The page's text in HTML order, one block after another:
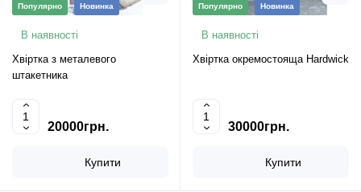
Популярно Новинка
В наявності
Хвіртка з металевого
штакетника
20000грн.
Купити
Популярно Новинка
В наявності
Хвіртка окремостояща Hardwick
30000грн.
Купити